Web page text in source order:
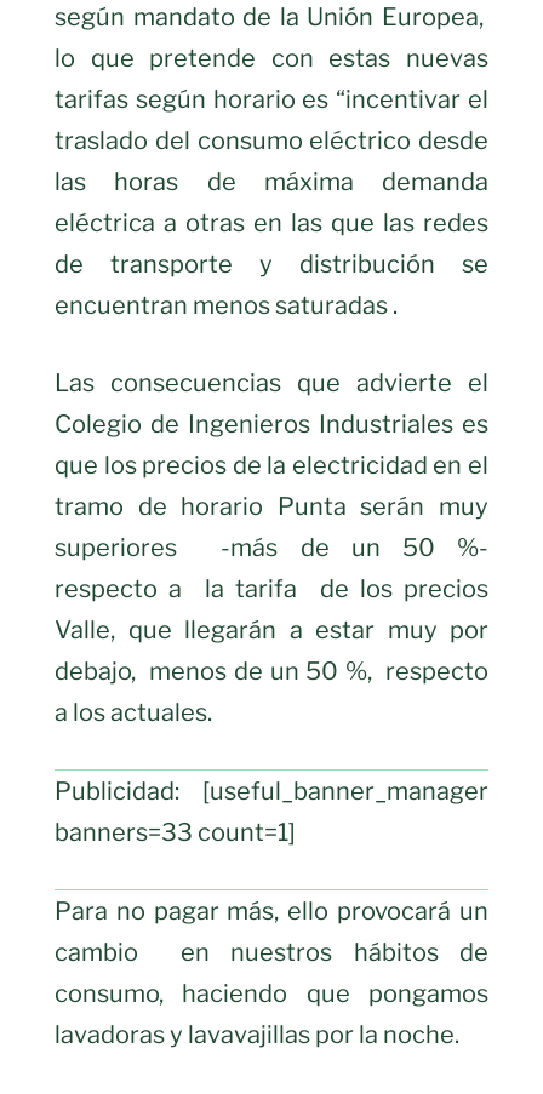
según mandato de la Unión Europea,
lo que pretende con estas nuevas
tarifas según horario es “incentivar el
traslado del consumo eléctrico desde
las horas de máxima demanda
eléctrica a otras en las que las redes
de transporte y distribución se
encuentran menos saturadas .
Las consecuencias que advierte el
Colegio de Ingenieros Industriales es
que los precios de la electricidad en el
tramo de horario Punta serán muy
superiores
-más de un 50 %-
respecto a
la tarifa
de los precios
Valle, que llegarán a estar muy por
debajo, menos de un 50 %, respecto
a los actuales.
Publicidad: [useful_banner_manager
banners=33 count=1]
Para no pagar más, ello provocará un
cambio
en nuestros hábitos de
consumo, haciendo que pongamos
lavadoras y lavavajillas por la noche.